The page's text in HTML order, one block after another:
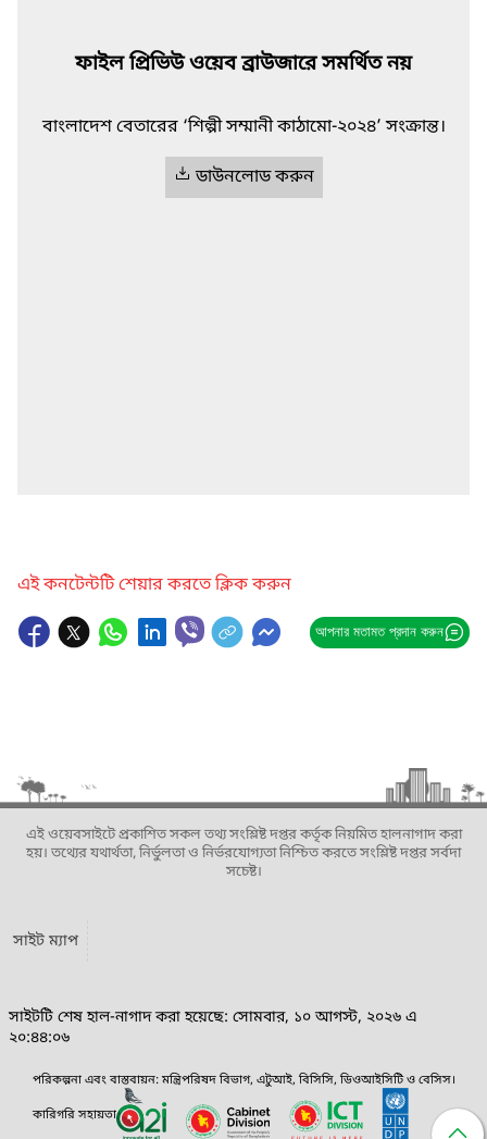
ফাইল প্রিভিউ ওয়েব ব্রাউজারে সমর্থিত নয়
বাংলাদেশ বেতারের ‘শিল্পী সম্মানী কাঠামো-২০২৪’ সংক্রান্ত।
ডাউনলোড করুন
এই কনটেন্টটি শেয়ার করতে ক্লিক করুন
আপনার মতামত প্রদান করুন
এই ওয়েবসাইটে প্রকাশিত সকল তথ্য সংশ্লিষ্ট দপ্তর কর্তৃক নিয়মিত হালনাগাদ করা
হয়। তথ্যের যথার্থতা, নির্ভুলতা ও নির্ভরযোগ্যতা নিশ্চিত করতে সংশ্লিষ্ট দপ্তর সর্বদা
সচেষ্ট।
সাইট ম্যাপ
সাইটটি শেষ হাল-নাগাদ করা হয়েছে: সোমবার, ১০ আগস্ট, ২০২৬ এ
২০:৪৪:০৬
পরিকল্পনা এবং বাস্তবায়ন: মন্ত্রিপরিষদ বিভাগ, এটুআই, বিসিসি, ডিওআইসিটি ও বেসিস।
কারিগরি সহায়তা